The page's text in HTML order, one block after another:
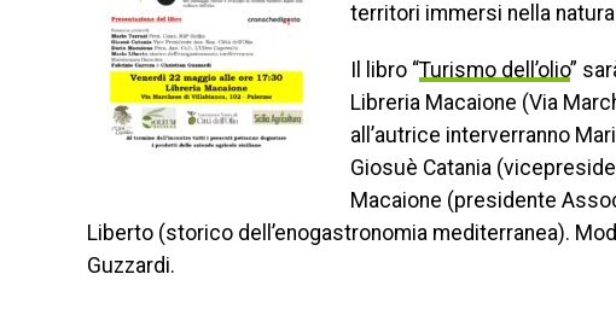
territori immersi nella
Il libro “Turismo dell’olio”
Libreria Macaione (Via
all’autrice interverranno
Giosuè Catania
Macaione (presidente
Liberto (storico dell’enogastronomia mediterranea).
Guzzardi.